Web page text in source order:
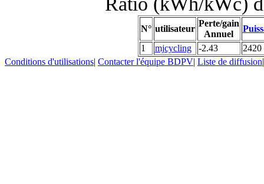
N° utilisateur
Perte/gain
Annuel
1
mjcycling -2.43
2420
Conditions d'utilisations| Contacter l'équipe BDPV| Liste de diffusion